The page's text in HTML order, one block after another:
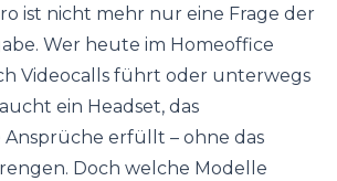
ist nicht mehr nur eine Frage der
Wer heute im Homeoffice
Videocalls führt oder unterwegs
ein Headset, das
Ansprüche erfüllt – ohne das
Doch welche Modelle